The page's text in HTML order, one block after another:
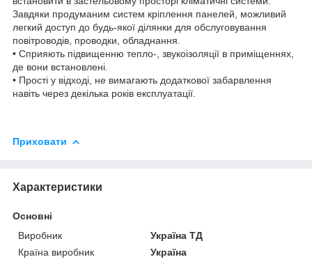
Завдяки продуманим систем кріплення панелей, можливий
легкий доступ до будь-якої ділянки для обслуговування
повітроводів, проводки, обладнання.
• Сприяють підвищенню тепло-, звукоізоляції в приміщеннях,
де вони встановлені.
• Прості у відході, не вимагають додаткової забарвлення
навіть через декілька років експлуатації.
Приховати
Характеристики
Основні
Виробник
Україна ТД
Країна виробник
Україна